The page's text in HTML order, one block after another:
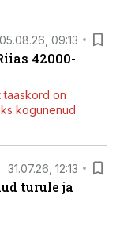
05.08.26, 09:13
42000-
taaskord on
kogunenud
31.07.26, 12:13
turule ja